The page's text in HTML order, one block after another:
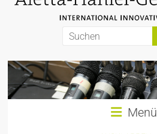
Aletta-
Haniel-
Gesamtschule
Menü